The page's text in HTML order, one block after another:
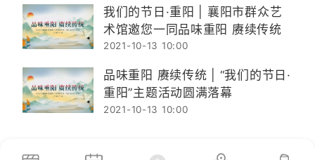
我们的节日·重阳 | 襄阳市群众艺
术馆邀您一同品味重阳 赓续传统
2021-10-13 10:00
品味重阳 赓续传统 | “我们的节日·
重阳”主题活动圆满落幕
2021-10-13 10:00